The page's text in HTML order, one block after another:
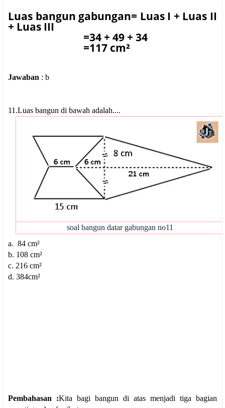
Luas bangun gabungan= Luas I + Luas II
+ Luas III
=34 + 49 + 34
=117 cm²
Jawaban : b
11.Luas bangun di bawah adalah....
soal bangun datar gabungan no11
a. 84 cm²
b. 108 cm²
c. 216 cm²
d. 384cm²
Pembahasan :Kita bagi bangun di atas menjadi tiga bagian